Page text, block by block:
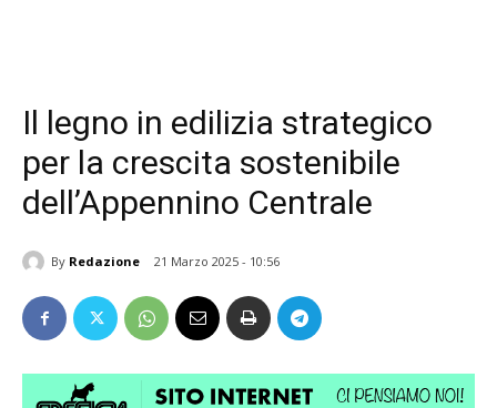
Il legno in edilizia strategico
per la crescita sostenibile
dell’Appennino Centrale
By Redazione 21 Marzo 2025 - 10:56